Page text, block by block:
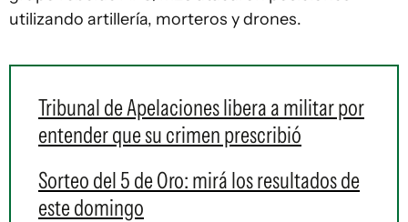
utilizando artillería, morteros y drones.
Tribunal de Apelaciones libera a militar por
entender que su crimen prescribió
Sorteo del 5 de Oro: mirá los resultados de
este domingo